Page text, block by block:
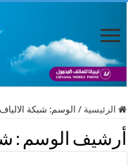
الرئيسية / الوسم: شبكة
أرشيف الوسم :